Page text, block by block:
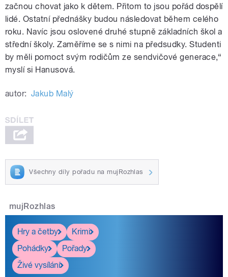
začnou chovat jako k dětem. Přitom to jsou pořád dospělí
lidé. Ostatní přednášky budou následovat během celého
roku. Navíc jsou oslovené druhé stupně základních škol a
střední školy. Zaměříme se s nimi na předsudky. Studenti
by měli pomoct svým rodičům ze sendvičové generace,“
myslí si Hanusová.
autor: Jakub Malý
Všechny díly pořadu na mujRozhlas
mujRozhlas
Hry a četby
Krimi
Pohádky
Pořady
Živé vysílání